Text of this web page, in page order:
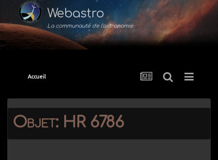
Webastro
La communauté de l'astronomie
Accueil
Objet: HR 6786